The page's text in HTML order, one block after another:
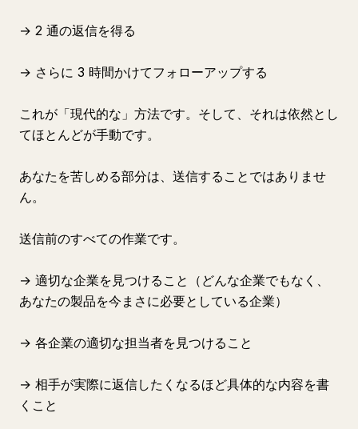
→ 2 通の返信を得る
→ さらに 3 時間かけてフォローアップする
これが「現代的な」方法です。そして、それは依然とし
てほとんどが手動です。
あなたを苦しめる部分は、送信することではありませ
ん。
送信前のすべての作業です。
→ 適切な企業を見つけること（どんな企業でもなく、
あなたの製品を今まさに必要としている企業）
→ 各企業の適切な担当者を見つけること
→ 相手が実際に返信したくなるほど具体的な内容を書
くこと